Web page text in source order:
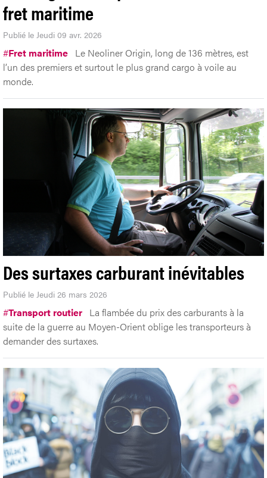
fret maritime
Publié le Jeudi 09 avr. 2026
#Fret maritime Le Neoliner Origin, long de 136 mètres, est
l’un des premiers et surtout le plus grand cargo à voile au
monde.
Des surtaxes carburant inévitables
Publié le Jeudi 26 mars 2026
#Transport routier La flambée du prix des carburants à la
suite de la guerre au Moyen-Orient oblige les transporteurs à
demander des surtaxes.